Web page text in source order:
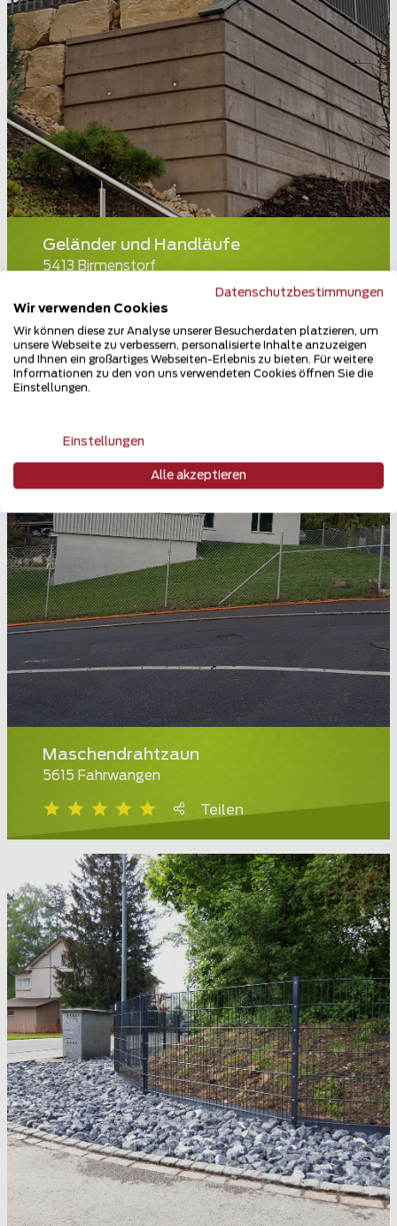
Geländer und Handläufe
5413 Birmenstorf
Teilen
Maschendrahtzaun
5615 Fahrwangen
Teilen
Datenschutzbestimmungen
Wir verwenden Cookies
Wir können diese zur Analyse unserer Besucherdaten platzieren, um
unsere Webseite zu verbessern, personalisierte Inhalte anzuzeigen
und Ihnen ein großartiges Webseiten-Erlebnis zu bieten. Für weitere
Informationen zu den von uns verwendeten Cookies öffnen Sie die
Einstellungen.
Einstellungen
Alle akzeptieren